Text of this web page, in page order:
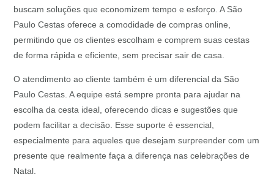
buscam soluções que economizem tempo e esforço. A São
Paulo Cestas oferece a comodidade de compras online,
permitindo que os clientes escolham e comprem suas cestas
de forma rápida e eficiente, sem precisar sair de casa.
O atendimento ao cliente também é um diferencial da São
Paulo Cestas. A equipe está sempre pronta para ajudar na
escolha da cesta ideal, oferecendo dicas e sugestões que
podem facilitar a decisão. Esse suporte é essencial,
especialmente para aqueles que desejam surpreender com um
presente que realmente faça a diferença nas celebrações de
Natal.